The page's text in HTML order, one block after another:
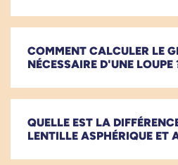
COMMENT CALCULER LE
NÉCESSAIRE D'UNE LOUPE
QUELLE EST LA
LENTILLE ASPHÉRIQUE ET